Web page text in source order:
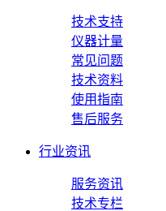
技术支持
仪器计量
常见问题
技术资料
使用指南
售后服务
行业资讯
服务资讯
技术专栏